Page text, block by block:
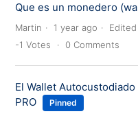
Que es un monedero
Martin 1 year ago
Edited
-1 Votes 0 Comments
El Wallet
PRO
Pinned